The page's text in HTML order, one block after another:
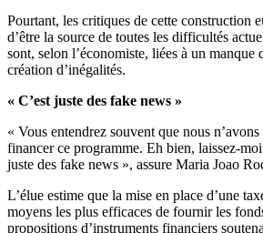
Pourtant, les critiques de cette construction
d’être la source de toutes les difficultés
sont, selon l’économiste, liées à un manque
création d’inégalités.
« C’est juste des fake news »
« Vous entendrez souvent que nous n’avons
financer ce programme. Eh bien, laissez-
juste des fake news », assure Maria Joao
L’élue estime que la mise en place d’une
moyens les plus efficaces de fournir les
propositions d’instruments financiers